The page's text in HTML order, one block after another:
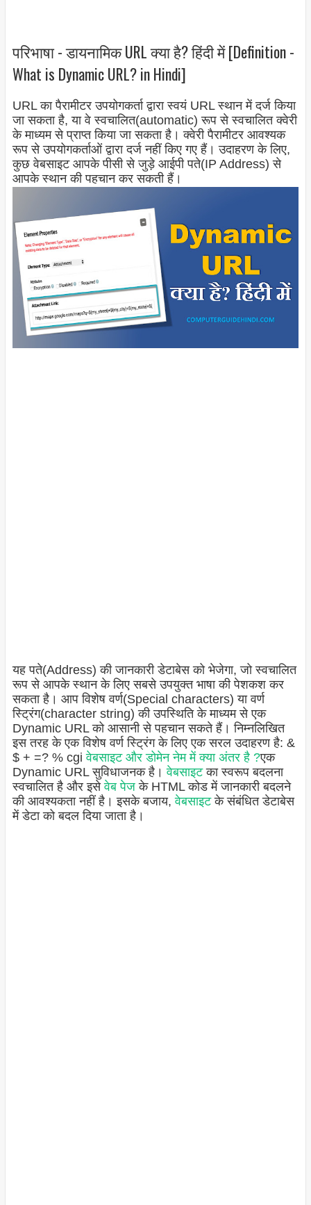
परिभाषा - डायनामिक URL क्या है? हिंदी में [Definition -
What is Dynamic URL? in Hindi]
URL का पैरामीटर उपयोगकर्ता द्वारा स्वयं URL स्थान में दर्ज किया
जा सकता है, या वे स्वचालित(automatic) रूप से स्वचालित क्वेरी
के माध्यम से प्राप्त किया जा सकता है। क्वेरी पैरामीटर आवश्यक
रूप से उपयोगकर्ताओं द्वारा दर्ज नहीं किए गए हैं। उदाहरण के लिए,
कुछ वेबसाइट आपके पीसी से जुड़े आईपी पते(IP Address) से
आपके स्थान की पहचान कर सकती हैं।
यह पते(Address) की जानकारी डेटाबेस को भेजेगा, जो स्वचालित
रूप से आपके स्थान के लिए सबसे उपयुक्त भाषा की पेशकश कर
सकता है। आप विशेष वर्ण(Special characters) या वर्ण
स्ट्रिंग(character string) की उपस्थिति के माध्यम से एक
Dynamic URL को आसानी से पहचान सकते हैं। निम्नलिखित
इस तरह के एक विशेष वर्ण स्ट्रिंग के लिए एक सरल उदाहरण है: &
$ + =? % cgiवेबसाइट और डोमेन नेम में क्या अंतर है ?एक
Dynamic URL सुविधाजनक है।वेबसाइटका स्वरूप बदलना
स्वचालित है और इसेवेब पेजके HTML कोड में जानकारी बदलने
की आवश्यकता नहीं है। इसके बजाय,वेबसाइटके संबंधित डेटाबेस
में डेटा को बदल दिया जाता है।